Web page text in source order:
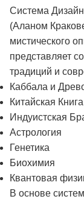
Система
(Аланом
мистического
представляет
традиций и
Каббала и
Китайская
Индуистская
Астрология
Генетика
Биохимия
Квантовая
В основе